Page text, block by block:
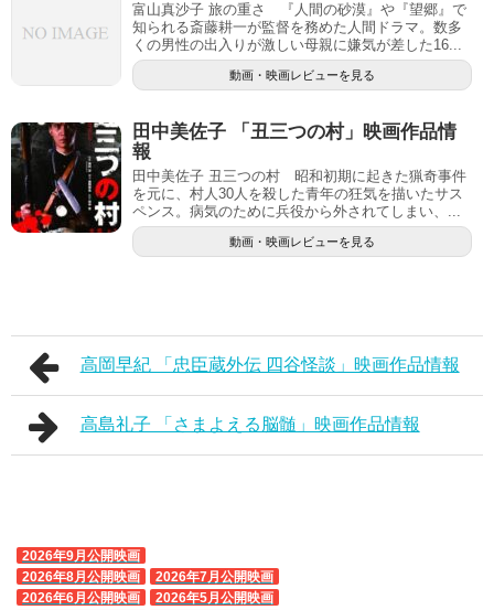
富山真沙子 旅の重さ 『人間の砂漠』や『望郷』で
知られる斎藤耕一が監督を務めた人間ドラマ。数多
くの男性の出入りが激しい母親に嫌気が差した16...
動画・映画レビューを見る
田中美佐子 「丑三つの村」映画作品情
報
田中美佐子 丑三つの村 昭和初期に起きた猟奇事件
を元に、村人30人を殺した青年の狂気を描いたサス
ペンス。病気のために兵役から外されてしまい、...
動画・映画レビューを見る
高岡早紀 「忠臣蔵外伝 四谷怪談」映画作品情報
高島礼子 「さまよえる脳髄」映画作品情報
2026年9月公開映画
2026年8月公開映画
2026年7月公開映画
2026年6月公開映画
2026年5月公開映画